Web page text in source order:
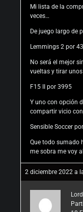
Mi lista de la
veces…
De juego largo de
Lemmings 2 por
No será el mejor
vueltas y tirar
F15 II por 3995
Y uno con opción
compartir vicio
Sensible Soccer
Que todo sumado
me sobra me voy
2 diciembre 2022 a